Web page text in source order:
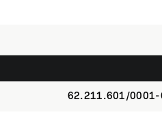
62.211.601/0001-